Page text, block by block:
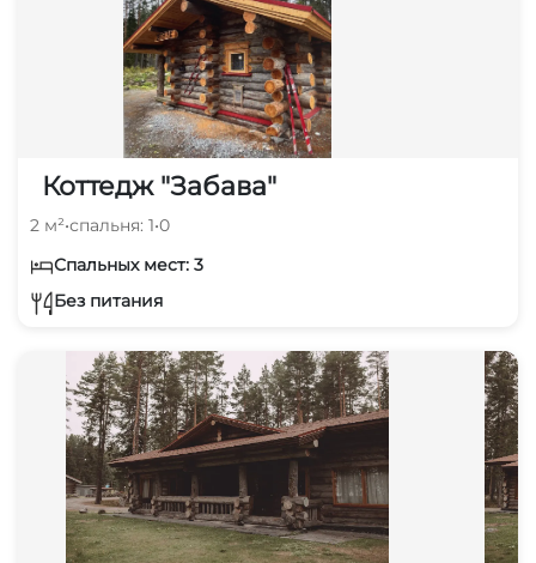
Коттедж "Забава"
2 м²•спальня: 1•0
Спальных мест: 3
Без питания